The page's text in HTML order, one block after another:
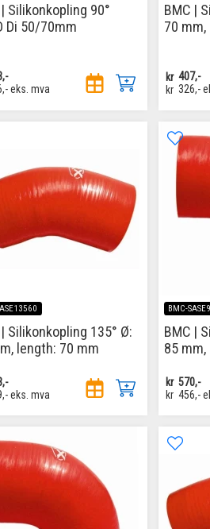
Silikonkopling 90°
Di 50/70mm
eks. mva
BMC |
70
kr 407,-
kr 326,-
| Silikonkopling 135° Ø:
length: 70 mm
eks. mva
BMC-
BMC |
85
kr 570,-
kr 456,-